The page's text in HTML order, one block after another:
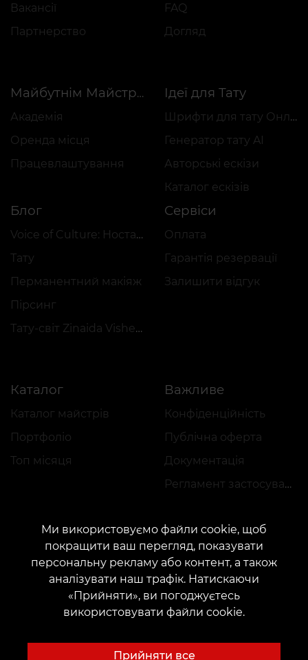
Вакансії
Партнерство
FAQ
Догляд
Майбутнім Майстрам
Академія
Оренда місця
Працевлаштування
Ідеї для Тату
Шрифти для тату Онлайн
Генератор тату AI
Авторські ескізи
Каталог ескізів
Блог
Voice of Culture: Ностальгія за 2000-ми
Тату
Перманентний макіяж
Пірсинг
Тату-світ Zinaida Vishenka
Сервіси
Оплата
Гарантія резервації
Залишити відгук
Каталог
Каталог майстрів
Портфоліо
Топ місяця
Важливе
Конфіденційність
Публічна оферта
Документація
Регламент застосування акцій
КОНТАКТИ
Зв'яжіться з нами:customers@vean-tattoo.com
Співпраця:marketing.veantattoo@gmail.com
Скарги та пропозиції:complaints@vean-tattoo.com
Ми використовуємо файли cookie, щоб
покращити ваш перегляд, показувати
персональну рекламу або контент, а також
аналізувати наш трафік. Натискаючи
«Прийняти», ви погоджуєтесь
використовувати файли cookie.
Прийняти все